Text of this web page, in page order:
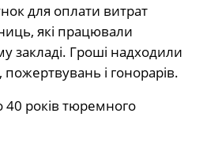
для оплати витрат
які працювали
закладі. Гроші надходили
і гонорарів.
40 років тюремного